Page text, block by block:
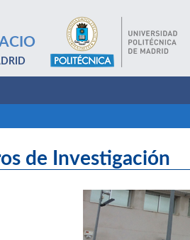
de Investigación